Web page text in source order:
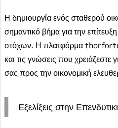
Η δημιουργία ενός σταθερού
σημαντικό βήμα για την
στόχων. Η πλατφόρμα
και τις γνώσεις που χρειάζεστε
σας προς την οικονομική
Εξελίξεις στην